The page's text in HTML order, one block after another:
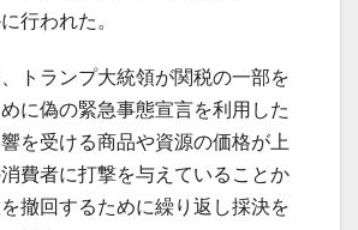
行われた。
、トランプ大統領が関税の一部を
に偽の緊急事態宣言を利用した
を受ける商品や資源の価格が上
費者に打撃を与えていることか
撤回するために繰り返し採決を